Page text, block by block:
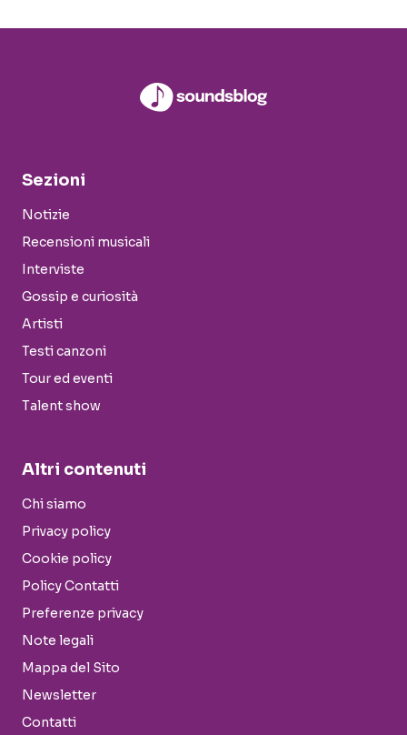
Sezioni
Notizie
Recensioni musicali
Interviste
Gossip e curiosità
Artisti
Testi canzoni
Tour ed eventi
Talent show
Altri contenuti
Chi siamo
Privacy policy
Cookie policy
Policy Contatti
Preferenze privacy
Note legali
Mappa del Sito
Newsletter
Contatti